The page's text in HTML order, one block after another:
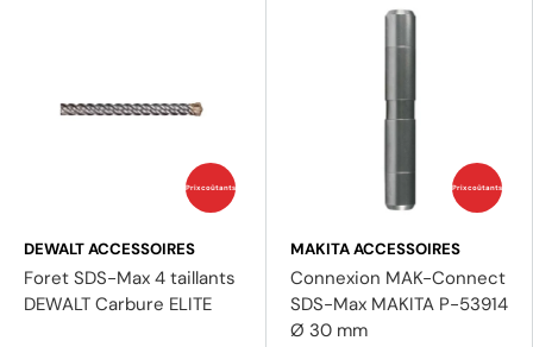
Prix coûtants
DEWALT ACCESSOIRES
Foret SDS-Max 4 taillants
DEWALT Carbure ELITE
Prix coûtants
MAKITA ACCESSOIRES
Connexion MAK-Connect
SDS-Max MAKITA P-53914
Ø 30 mm